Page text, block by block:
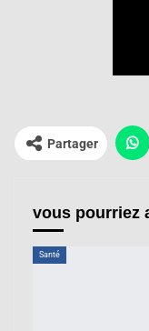
Partager
vous pourriez
Santé